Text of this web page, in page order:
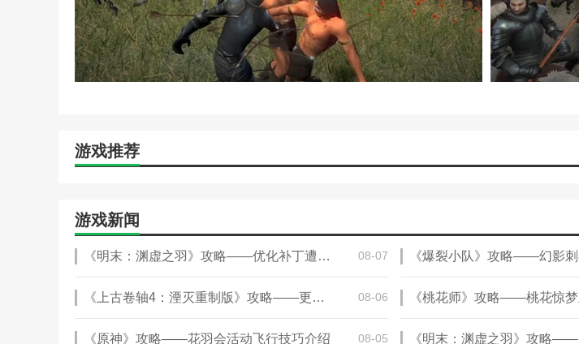
游戏推荐
游戏新闻
《明末：渊虚之羽》攻略——优化补丁遭质疑 国外博主实测提升不大 08-07 《爆裂小队》攻略——幻影
《上古卷轴4：湮灭重制版》攻略——更新1.2被证实未修复性能问题 08-06 《桃花师》攻略——桃花惊
《原神》攻略——花羽会活动飞行技巧介绍 08-05